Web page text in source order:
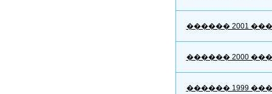
������ 2001
������ 2000
������ 1999